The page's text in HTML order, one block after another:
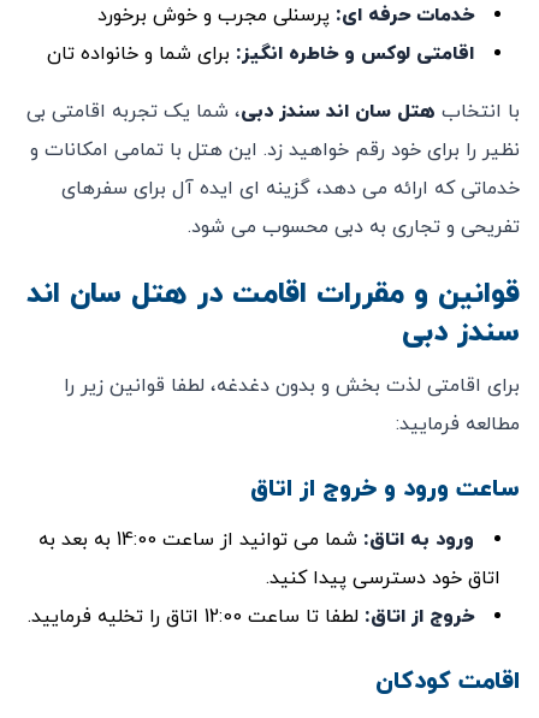
خدمات حرفه‌ ای: پرسنلی مجرب و خوش‌ برخورد
اقامتی لوکس و خاطره ‌انگیز: برای شما و خانواده ‌تان
با انتخاب هتل سان اند سندز دبی، شما یک تجربه اقامتی بی
‌نظیر را برای خود رقم خواهید زد. این هتل با تمامی امکانات و
خدماتی که ارائه می ‌دهد، گزینه‌ ای ایده ‌آل برای سفرهای
تفریحی و تجاری به دبی محسوب می ‌شود.
قوانین و مقررات اقامت در هتل سان اند
سندز دبی
برای اقامتی لذت ‌بخش و بدون دغدغه، لطفا قوانین زیر را
مطالعه فرمایید:
ساعت ورود و خروج از اتاق
ورود به اتاق:
شما می ‌توانید از ساعت 14:00 به بعد به
اتاق خود دسترسی پیدا کنید.
خروج از اتاق: لطفا تا ساعت 12:00 اتاق را تخلیه فرمایید.
اقامت کودکان